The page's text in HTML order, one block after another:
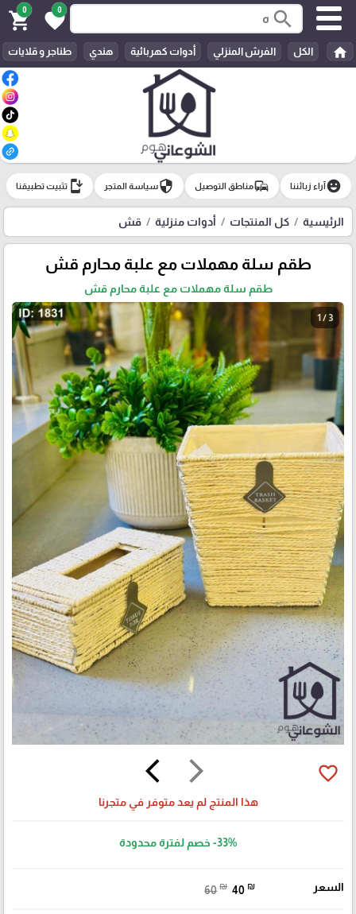
search
0
favorite
0
shopping_cart
home الكل الفرش المنزلي أدوات كهربائية هندي طناجر و قلايات
emoji_emotionsآراء زبائننا commuteمناطق التوصيل securityسياسة المتجر install_mobile تثبيت تطبيقنا
الرئيسية كل المنتجات أدوات منزلية قش
طقم سلة مهملات مع علبة محارم قش
طقم سلة مهملات مع علبة محارم قش
1 / 3
arrow_forward_ios
arrow_back_ios favorite_border
هذا المنتج لم يعد متوفر في متجرنا
-33% خصم لفترة محدودة
السعر 60 ₪ 40 ₪